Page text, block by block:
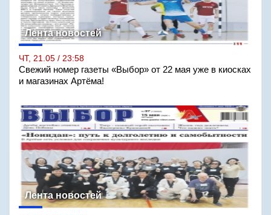
Лента новостей
ЧТ, 21.05 / 23:58
Свежий номер газеты «Выбор» от 22 мая уже в киосках
и магазинах Артёма!
Лента новостей